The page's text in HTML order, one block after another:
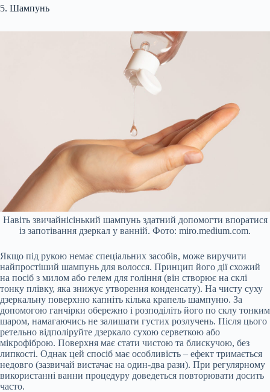
5. Шампунь
Навіть звичайнісінький шампунь здатний допомогти впоратися
із запотівання дзеркал у ванній. Фото: miro.medium.com.
Якщо під рукою немає спеціальних засобів, може виручити
найпростіший шампунь для волосся. Принцип його дії схожий
на посіб з милом або гелем для гоління (він створює на склі
тонку плівку, яка знижує утворення конденсату). На чисту суху
дзеркальну поверхню капніть кілька крапель шампуню. За
допомогою ганчірки обережно і розподіліть його по склу тонким
шаром, намагаючись не залишати густих розлучень. Після цього
ретельно відполіруйте дзеркало сухою серветкою або
мікрофіброю. Поверхня має стати чистою та блискучою, без
липкості. Однак цей спосіб має особливість – ефект тримається
недовго (зазвичай вистачає на один-два рази). При регулярному
використанні ванни процедуру доведеться повторювати досить
часто.